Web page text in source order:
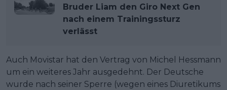
Bruder Liam den Giro Next Gen
nach einem Trainingssturz
verlässt
Auch Movistar hat den Vertrag von Michel Hessmann
um ein weiteres Jahr ausgedehnt. Der Deutsche
wurde nach seiner Sperre (wegen eines Diuretikums